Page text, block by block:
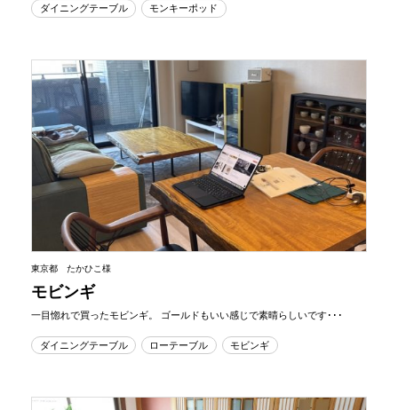
ダイニングテーブル モンキーポッド
東京都 たかひこ様
モビンギ
一目惚れで買ったモビンギ。 ゴールドもいい感じで素晴らしいです･･･
ダイニングテーブル ローテーブル モビンギ